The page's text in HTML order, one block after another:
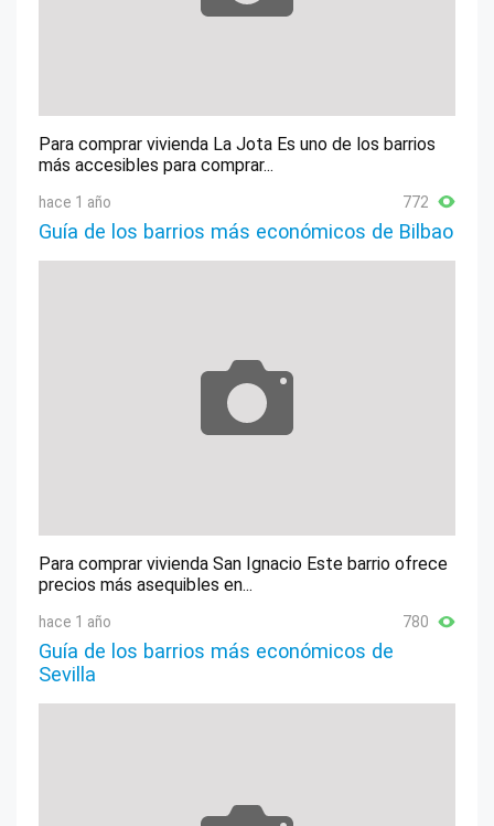
Para comprar vivienda La Jota Es uno de los barrios
más accesibles para comprar...
hace 1 año 772
Guía de los barrios más económicos de Bilbao
Para comprar vivienda San Ignacio Este barrio ofrece
precios más asequibles en...
hace 1 año 780
Guía de los barrios más económicos de
Sevilla